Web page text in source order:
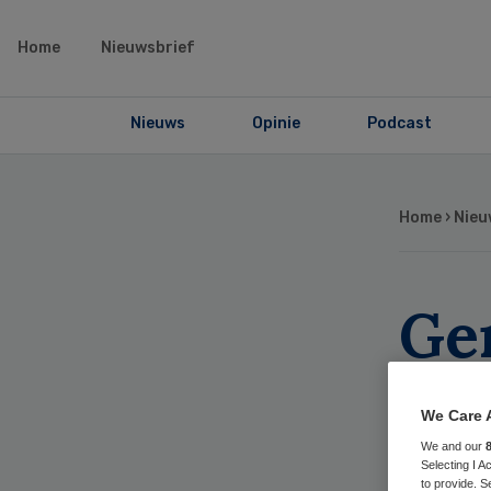
Home Nieuwsbrief
Nieuws Opinie Podcast
Home ›
We Care
We and our
Selecting I
to provide.